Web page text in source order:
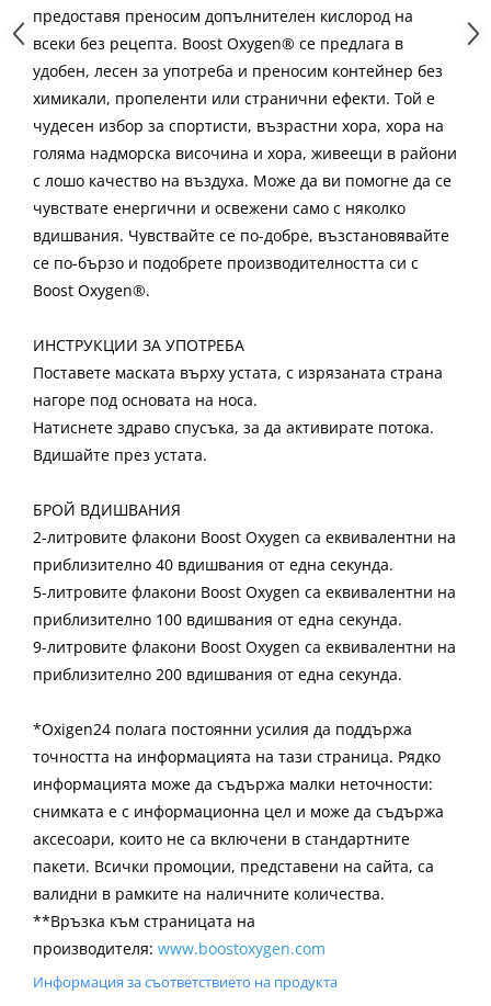
предоставя преносим допълнителен кислород на
всеки без рецепта. Boost Oxygen® се предлага в
удобен, лесен за употреба и преносим контейнер без
химикали, пропеленти или странични ефекти. Той е
чудесен избор за спортисти, възрастни хора, хора на
голяма надморска височина и хора, живеещи в райони
с лошо качество на въздуха. Може да ви помогне да се
чувствате енергични и освежени само с няколко
вдишвания. Чувствайте се по-добре, възстановявайте
се по-бързо и подобрете производителността си с
Boost Oxygen®.
ИНСТРУКЦИИ ЗА УПОТРЕБА
Поставете маската върху устата, с изрязаната страна
нагоре под основата на носа.
Натиснете здраво спусъка, за да активирате потока.
Вдишайте през устата.
БРОЙ ВДИШВАНИЯ
2-литровите флакони Boost Oxygen са еквивалентни на
приблизително 40 вдишвания от една секунда.
5-литровите флакони Boost Oxygen са еквивалентни на
приблизително 100 вдишвания от една секунда.
9-литровите флакони Boost Oxygen са еквивалентни на
приблизително 200 вдишвания от една секунда.
*Oxigen24 полага постоянни усилия да поддържа
точността на информацията на тази страница. Рядко
информацията може да съдържа малки неточности:
снимката е с информационна цел и може да съдържа
аксесоари, които не са включени в стандартните
пакети. Всички промоции, представени на сайта, са
валидни в рамките на наличните количества.
**Връзка към страницата на
производителя: www.boostoxygen.com
Информация за съответствието на продукта